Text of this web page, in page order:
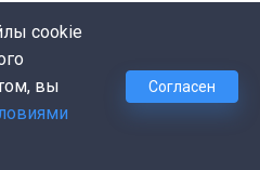
недостаточно ясны.
постоянно меняются.
множество
cookie
вы
Согласен